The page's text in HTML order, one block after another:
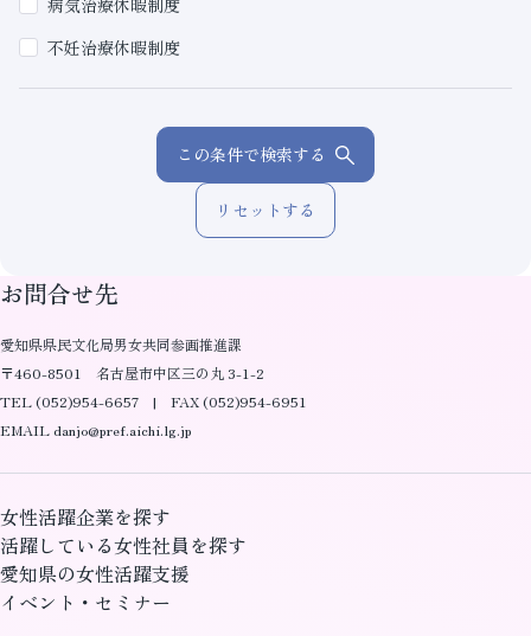
病気治療休暇制度
不妊治療休暇制度
この条件で検索する
リセットする
お問合せ先
愛知県県民文化局男女共同参画推進課
〒460-8501 名古屋市中区三の丸 3-1-2
TEL (052)954-6657 | FAX (052)954-6951
EMAIL danjo@pref.aichi.lg.jp
女性活躍企業を探す
活躍している女性社員を探す
愛知県の女性活躍支援
イベント・セミナー